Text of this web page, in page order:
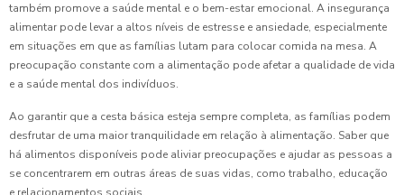
também promove a saúde mental e o bem-estar emocional. A insegurança
alimentar pode levar a altos níveis de estresse e ansiedade, especialmente
em situações em que as famílias lutam para colocar comida na mesa. A
preocupação constante com a alimentação pode afetar a qualidade de vida
e a saúde mental dos indivíduos.
Ao garantir que a cesta básica esteja sempre completa, as famílias podem
desfrutar de uma maior tranquilidade em relação à alimentação. Saber que
há alimentos disponíveis pode aliviar preocupações e ajudar as pessoas a
se concentrarem em outras áreas de suas vidas, como trabalho, educação